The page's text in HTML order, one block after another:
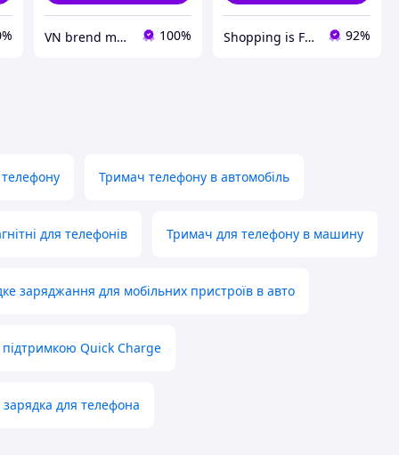
VN brend market 100% Shopping is Fun 92%
Тримач телефону в автомобіль
для телефонів Тримач для телефону в машину
заряджання для мобільних пристроїв в авто
Quick Charge
для телефона